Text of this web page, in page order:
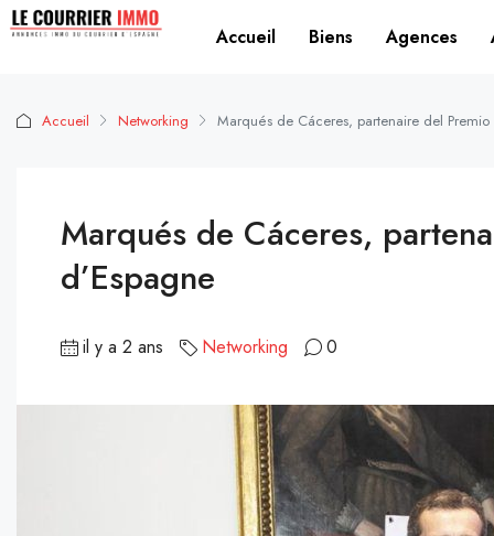
Accueil Biens Agences
Accueil Networking Marqués de Cáceres, partenaire del Premio
Marqués de Cáceres,
d’Espagne
il y a 2 ans Networking 0